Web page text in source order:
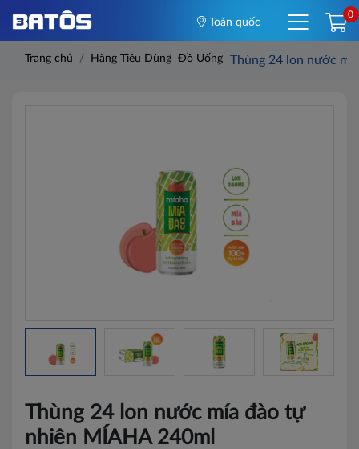
Toàn quốc
0
Trang chủ Hàng Tiêu Dùng Đồ Uống Thùng 24 lon nước
Thùng 24 lon nước mía đào tự
nhiên MÍAHA 240ml